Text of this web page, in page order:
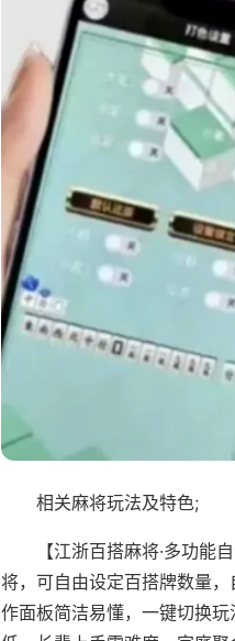
相关麻将玩法及特色;
【江浙百搭麻将·多功
将，可自由设定百搭牌数量
作面板简洁易懂，一键切换